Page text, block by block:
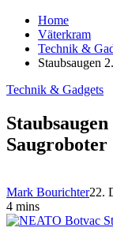
Home
Väterkram
Technik &
Staubsaugen
Technik & Gadgets
Saugroboter
Mark Bourichter22.
4 mins